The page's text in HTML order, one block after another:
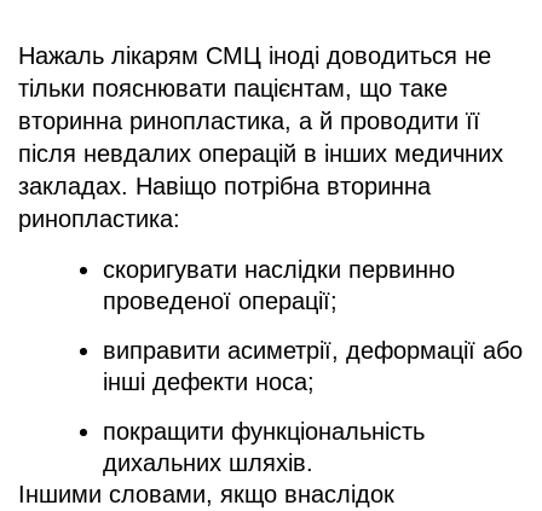
Нажаль лікарям СМЦ іноді доводиться не
тільки пояснювати пацієнтам, що таке
вторинна ринопластика, а й проводити її
після невдалих операцій в інших медичних
закладах. Навіщо потрібна вторинна
ринопластика:
скоригувати наслідки первинно
проведеної операції;
виправити асиметрії, деформації або
інші дефекти носа;
покращити функціональність
дихальних шляхів.
Іншими словами, якщо внаслідок